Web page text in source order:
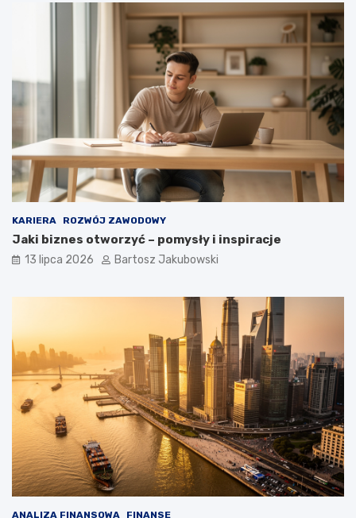
KARIERA ROZWÓJ ZAWODOWY
Jaki biznes otworzyć – pomysły i inspiracje
13 lipca 2026 Bartosz Jakubowski
ANALIZA FINANSOWA FINANSE